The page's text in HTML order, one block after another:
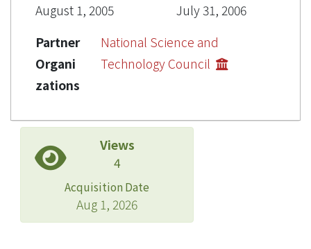
August 1, 2005
July 31, 2006
Partner
Organi
zations
National Science and
Technology Council
Views
4
Acquisition Date
Aug 1, 2026